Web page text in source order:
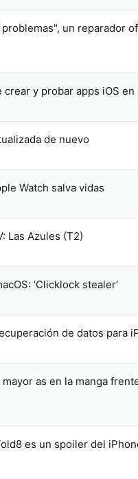
un reparador
crear y probar apps iOS
de nuevo
Watch salva vidas
Las Azules (T2)
‘Clicklock stealer’
de datos para
as en la manga
es un spoiler del